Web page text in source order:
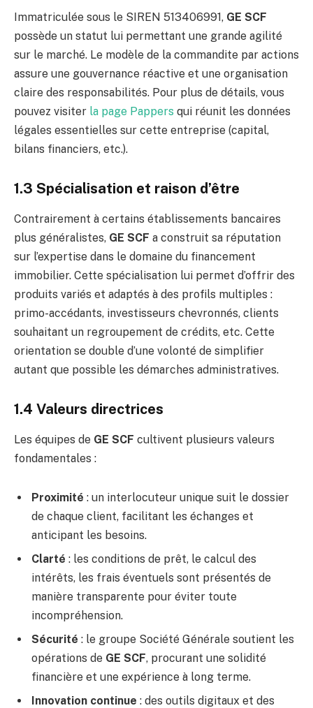
Immatriculée sous le SIREN 513406991, GE SCF
possède un statut lui permettant une grande agilité
sur le marché. Le modèle de la commandite par actions
assure une gouvernance réactive et une organisation
claire des responsabilités. Pour plus de détails, vous
pouvez visiter la page Pappers qui réunit les données
légales essentielles sur cette entreprise (capital,
bilans financiers, etc.).
1.3 Spécialisation et raison d’être
Contrairement à certains établissements bancaires
plus généralistes, GE SCF a construit sa réputation
sur l’expertise dans le domaine du financement
immobilier. Cette spécialisation lui permet d’offrir des
produits variés et adaptés à des profils multiples :
primo-accédants, investisseurs chevronnés, clients
souhaitant un regroupement de crédits, etc. Cette
orientation se double d’une volonté de simplifier
autant que possible les démarches administratives.
1.4 Valeurs directrices
Les équipes de GE SCF cultivent plusieurs valeurs
fondamentales :
Proximité : un interlocuteur unique suit le dossier
de chaque client, facilitant les échanges et
anticipant les besoins.
Clarté : les conditions de prêt, le calcul des
intérêts, les frais éventuels sont présentés de
manière transparente pour éviter toute
incompréhension.
Sécurité : le groupe Société Générale soutient les
opérations de GE SCF, procurant une solidité
financière et une expérience à long terme.
Innovation continue : des outils digitaux et des